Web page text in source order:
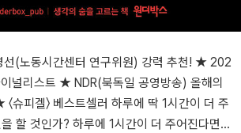
(노동시간센터 연구위원) 강력 추천! ★ 202
널리스트 ★ NDR(북독일 공영방송) 올해의
트셀러 하루에 딱 1시간이 더 주
1시간이 더 주어진다면